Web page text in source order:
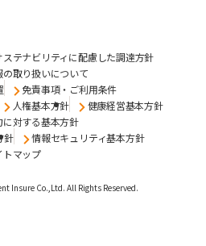
ステナビリティに配慮した調達方針
の取り扱いについて
免責事項・ご利用条件
人権基本方針
健康経営基本方針
に対する基本方針
針
情報セキュリティ基本方針
トマップ
Insure Co.,Ltd.All Rights Reserved.